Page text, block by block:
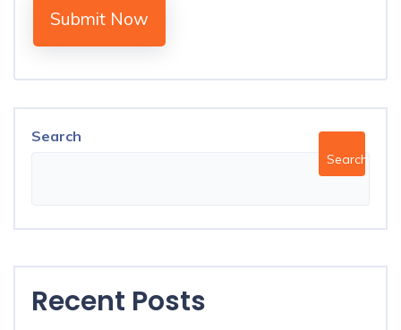
Submit Now
Search
Search
Recent Posts